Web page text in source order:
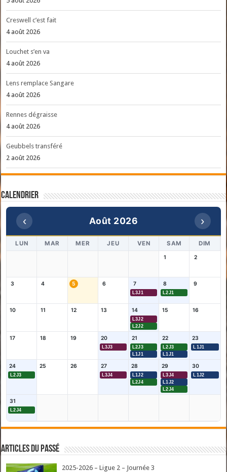
Creswell c’est fait
4 août 2026
Louchet s’en va
4 août 2026
Lens remplace Sangare
4 août 2026
Rennes dégraisse
4 août 2026
Geubbels transféré
2 août 2026
Calendrier
‹ Août 2026 ›
LUN MAR MER JEU VEN SAM DIM
1 2
3 4 5 6 7
L3J1
8
L2J1
9
10 11 12 13 14
L3J2
L2J2
15 16
17 18 19 20
L3J3
21
L2J3
L1J1
22
L2J3
L1J1
23
L1J1
24
L2J3
25 26 27
L3J4
28
L1J2
L2J4
29
L3J4
L1J2
L2J4
30
L1J2
31
L2J4
Articles du passé
2025-2026 – Ligue 2 – Journée 3